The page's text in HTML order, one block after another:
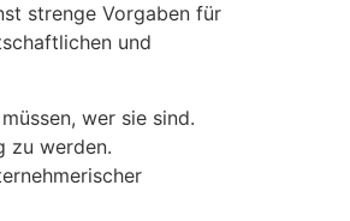
strenge Vorgaben für
und
wer sie sind.
zu werden.